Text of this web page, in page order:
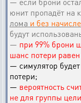
юнит пропадёт на
лома и без
будут
— при 99% брони
шанс потери равен
— симулятор
потери;
— вероятность
не для группы